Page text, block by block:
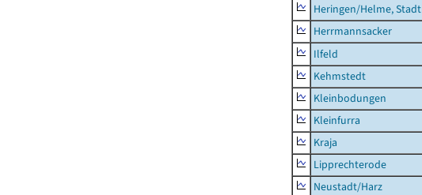
Heringen/Helme, Stadt
Herrmannsacker
Ilfeld
Kehmstedt
Kleinbodungen
Kleinfurra
Kraja
Lipprechterode
Neustadt/Harz